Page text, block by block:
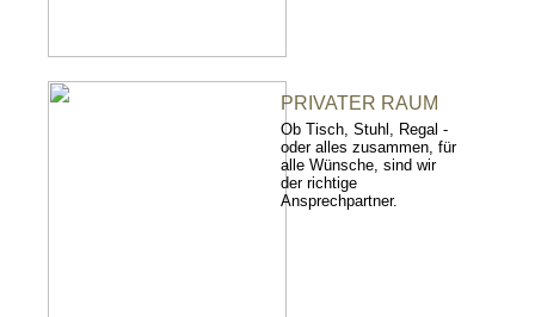
PRIVATER RAUM
Ob Tisch, Stuhl, Regal -
oder alles zusammen, für
alle Wünsche, sind wir
der richtige
Ansprechpartner.